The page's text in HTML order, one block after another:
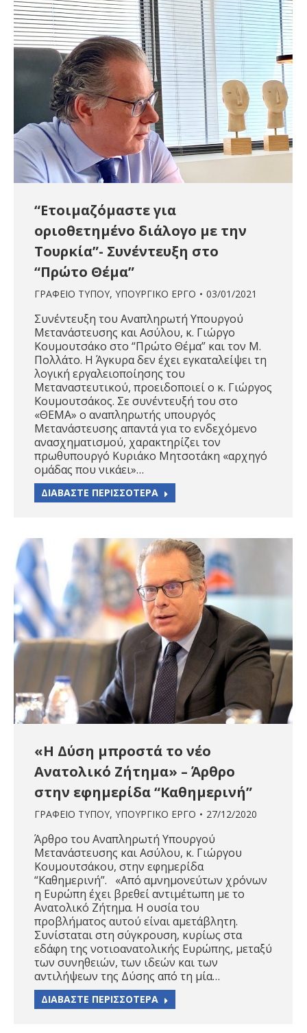
“Ετοιμαζόμαστε για
οριοθετημένο διάλογο με την
Τουρκία”- Συνέντευξη στο
“Πρώτο Θέμα”
ΓΡΑΦΕΙΟ ΤΥΠΟΥ, ΥΠΟΥΡΓΙΚΟ ΕΡΓΟ 03/01/2021
Συνέντευξη του Αναπληρωτή Υπουργού
Μετανάστευσης και Ασύλου, κ. Γιώργο
Κουμουτσάκο στο “Πρώτο Θέμα” και τον Μ.
Πολλάτο. Η Άγκυρα δεν έχει εγκαταλείψει τη
λογική εργαλειοποίησης του
Μεταναστευτικού, προειδοποιεί ο κ. Γιώργος
Κουμουτσάκος. Σε συνέντευξή του στο
«ΘΕΜΑ» ο αναπληρωτής υπουργός
Μετανάστευσης απαντά για το ενδεχόμενο
ανασχηματισμού, χαρακτηρίζει τον
πρωθυπουργό Κυριάκο Μητσοτάκη «αρχηγό
ομάδας που νικάει»…
ΔΙΑΒΑΣΤΕ ΠΕΡΙΣΣΟΤΕΡΑ
«Η Δύση μπροστά το νέο
Ανατολικό Ζήτημα» – Άρθρο
στην εφημερίδα “Καθημερινή”
ΓΡΑΦΕΙΟ ΤΥΠΟΥ, ΥΠΟΥΡΓΙΚΟ ΕΡΓΟ 27/12/2020
Άρθρο του Αναπληρωτή Υπουργού
Μετανάστευσης και Ασύλου, κ. Γιώργου
Κουμουτσάκου, στην εφημερίδα
“Καθημερινή”. «Από αμνημονεύτων χρόνων
η Ευρώπη έχει βρεθεί αντιμέτωπη με το
Ανατολικό Ζήτημα. Η ουσία του
προβλήματος αυτού είναι αμετάβλητη.
Συνίσταται στη σύγκρουση, κυρίως στα
εδάφη της νοτιοανατολικής Ευρώπης, μεταξύ
των συνηθειών, των ιδεών και των
αντιλήψεων της Δύσης από τη μία…
ΔΙΑΒΑΣΤΕ ΠΕΡΙΣΣΟΤΕΡΑ